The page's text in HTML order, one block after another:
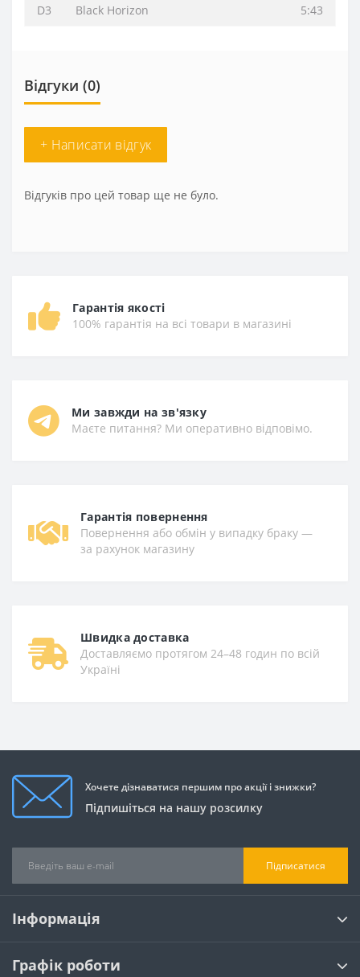
D3 Black Horizon 5:43
Відгуки (0)
+ Написати відгук
Відгуків про цей товар ще не було.
Гарантія якості
100% гарантія на всі товари в магазині
Ми завжди на зв'язку
Маєте питання? Ми оперативно відповімо.
Гарантiя повернення
Повернення або обмін у випадку браку —
за рахунок магазину
Швидка доставка
Доставляємо протягом 24–48 годин по всій
Україні
Хочете дізнаватися першим про акції і знижки?
Підпишіться на нашу розсилку
Підписатися
Інформація
Графік роботи